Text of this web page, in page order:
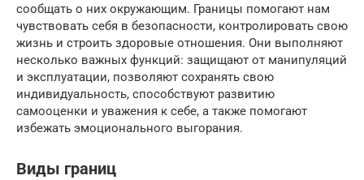
сообщать о них окружающим. Границы помогают нам
чувствовать себя в безопасности, контролировать свою
жизнь и строить здоровые отношения. Они выполняют
несколько важных функций: защищают от манипуляций
и эксплуатации, позволяют сохранять свою
индивидуальность, способствуют развитию
самооценки и уважения к себе, а также помогают
избежать эмоционального выгорания.
Виды границ